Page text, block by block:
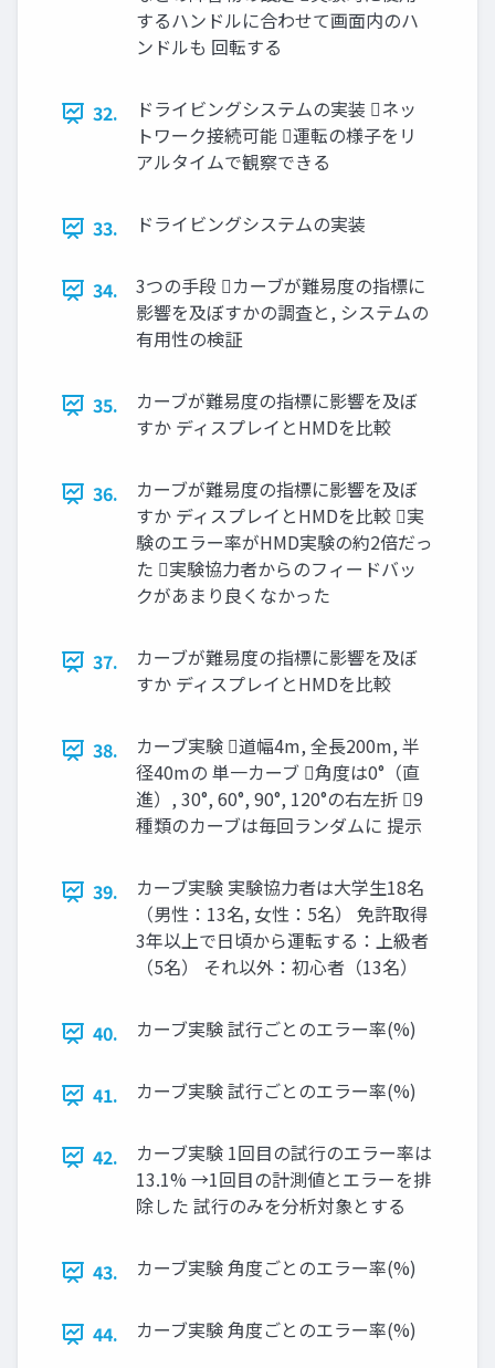
するハンドルに合わせて画面内のハ
ンドルも 回転する
32.
ドライビングシステムの実装 ネッ
トワーク接続可能 運転の様子をリ
アルタイムで観察できる
33. ドライビングシステムの実装
34.
3つの手段 カーブが難易度の指標に
影響を及ぼすかの調査と, システムの
有用性の検証
35.
カーブが難易度の指標に影響を及ぼ
すか ディスプレイとHMDを比較
36.
カーブが難易度の指標に影響を及ぼ
すか ディスプレイとHMDを比較 実
験のエラー率がHMD実験の約2倍だっ
た 実験協力者からのフィードバッ
クがあまり良くなかった
37.
カーブが難易度の指標に影響を及ぼ
すか ディスプレイとHMDを比較
38.
カーブ実験 道幅4m, 全長200m, 半
径40mの 単一カーブ 角度は0°（直
進）, 30°, 60°, 90°, 120°の右左折 9
種類のカーブは毎回ランダムに 提示
39.
カーブ実験 実験協力者は大学生18名
（男性：13名, 女性：5名） 免許取得
3年以上で日頃から運転する：上級者
（5名） それ以外：初心者（13名）
40. カーブ実験 試行ごとのエラー率(%)
41. カーブ実験 試行ごとのエラー率(%)
42.
カーブ実験 1回目の試行のエラー率は
13.1% →1回目の計測値とエラーを排
除した 試行のみを分析対象とする
43. カーブ実験 角度ごとのエラー率(%)
44. カーブ実験 角度ごとのエラー率(%)